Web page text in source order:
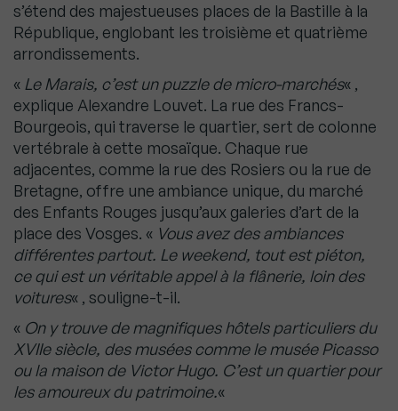
s’étend des majestueuses places de la Bastille à la
République, englobant les troisième et quatrième
arrondissements.
« Le Marais, c’est un puzzle de micro-marchés« ,
explique Alexandre Louvet. La rue des Francs-
Bourgeois, qui traverse le quartier, sert de colonne
vertébrale à cette mosaïque. Chaque rue
adjacentes, comme la rue des Rosiers ou la rue de
Bretagne, offre une ambiance unique, du marché
des Enfants Rouges jusqu’aux galeries d’art de la
place des Vosges. « Vous avez des ambiances
différentes partout. Le weekend, tout est piéton,
ce qui est un véritable appel à la flânerie, loin des
voitures« , souligne-t-il.
« On y trouve de magnifiques hôtels particuliers du
XVIIe siècle, des musées comme le musée Picasso
ou la maison de Victor Hugo. C’est un quartier pour
les amoureux du patrimoine.«